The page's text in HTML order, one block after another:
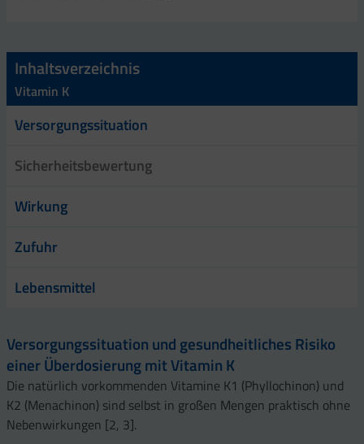
Inhaltsverzeichnis
Vitamin K
Versorgungssituation
Sicherheitsbewertung
Wirkung
Zufuhr
Lebensmittel
Versorgungssituation und gesundheitliches Risiko
einer Überdosierung mit Vitamin K
Die natürlich vorkommenden Vitamine K1 (Phyllochinon) und
K2 (Menachinon) sind selbst in großen Mengen praktisch ohne
Nebenwirkungen [2, 3].